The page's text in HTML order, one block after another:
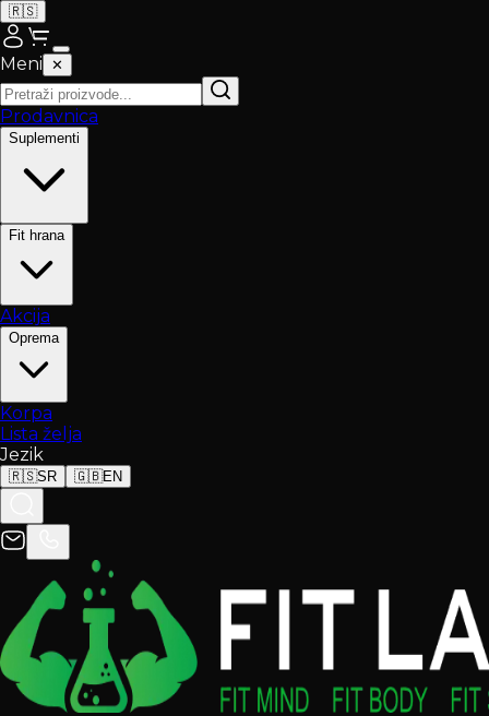
🇷🇸
Meni ✕
Prodavnica
Suplementi
Fit hrana
Akcija
Oprema
Korpa
Lista želja
Jezik
🇷🇸SR 🇬🇧EN